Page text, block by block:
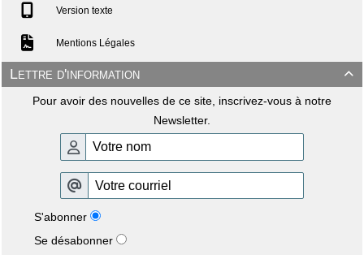
Version texte
Mentions Légales

Lettre d'information
Pour avoir des nouvelles de ce site, inscrivez-vous à notre
Newsletter.
S'abonner
Se désabonner